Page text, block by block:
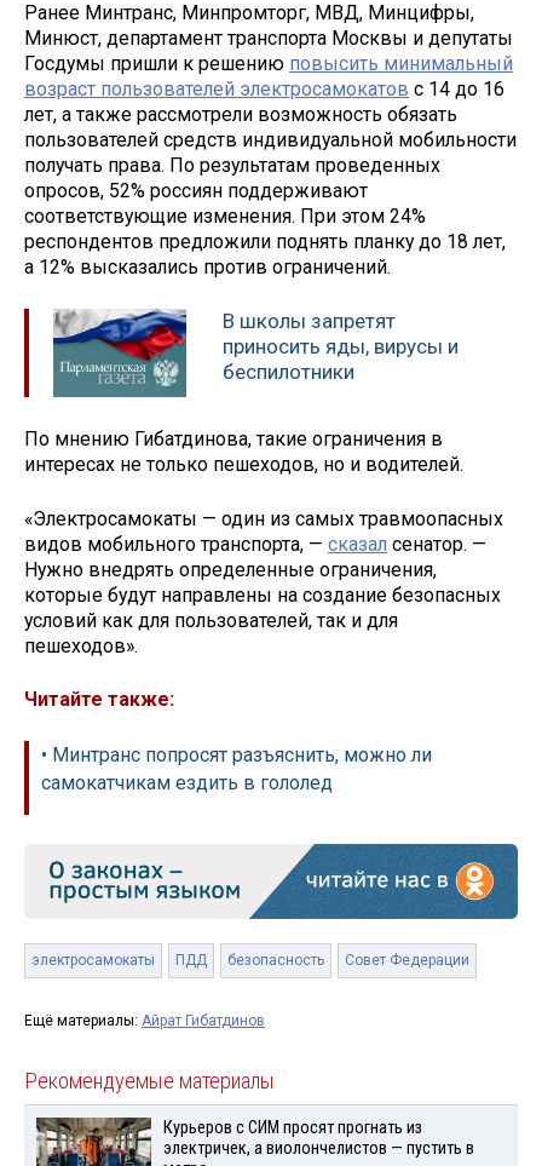
Ранее Минтранс, Минпромторг, МВД, Минцифры,
Минюст, департамент транспорта Москвы и депутаты
Госдумы пришли к решению повысить минимальный
возраст пользователей электросамокатов с 14 до 16
лет, а также рассмотрели возможность обязать
пользователей средств индивидуальной мобильности
получать права. По результатам проведенных
опросов, 52% россиян поддерживают
соответствующие изменения. При этом 24%
респондентов предложили поднять планку до 18 лет,
а 12% высказались против ограничений.
В школы запретят
приносить яды, вирусы и
беспилотники
По мнению Гибатдинова, такие ограничения в
интересах не только пешеходов, но и водителей.
«Электросамокаты — один из самых травмоопасных
видов мобильного транспорта, — сказал сенатор. —
Нужно внедрять определенные ограничения,
которые будут направлены на создание безопасных
условий как для пользователей, так и для
пешеходов».
Читайте также:
• Минтранс попросят разъяснить, можно ли
самокатчикам ездить в гололед
электросамокаты ПДД безопасность Совет Федерации
Ещё материалы: Айрат Гибатдинов
Рекомендуемые материалы
Курьеров с СИМ просят прогнать из
электричек, а виолончелистов — пустить в